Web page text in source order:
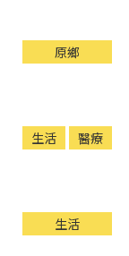
原鄉
生活 醫療
生活